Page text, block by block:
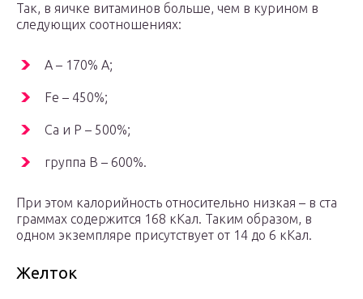
Так, в яичке витаминов больше, чем в курином в
следующих соотношениях:
А – 170% A;
Fe – 450%;
Ca и P – 500%;
группа B – 600%.
При этом калорийность относительно низкая – в ста
граммах содержится 168 кКал. Таким образом, в
одном экземпляре присутствует от 14 до 6 кКал.
Желток